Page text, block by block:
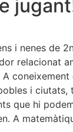
i nenes de
relacionat
coneixement
i ciutats,
que hi
A